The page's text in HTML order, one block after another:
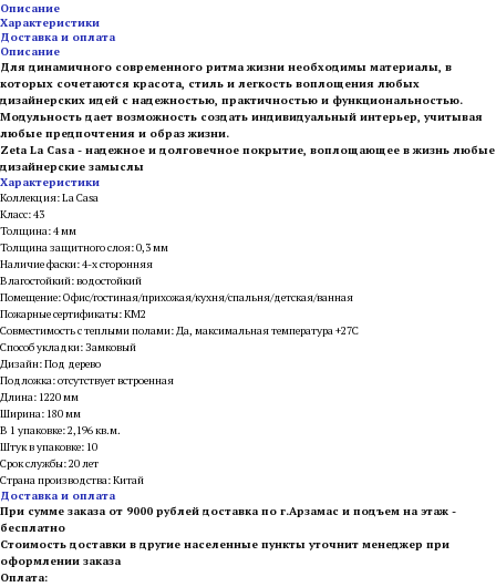
Описание
Характеристики
Доставка и оплата
Описание
Для динамичного современного ритма жизни необходимы материалы, в
которых сочетаются красота, стиль и легкость воплощения любых
дизайнерских идей с надежностью, практичностью и функциональностью.
Модульность дает возможность создать индивидуальный интерьер, учитывая
любые предпочтения и образ жизни.
Zeta La Casa - надежное и долговечное покрытие, воплощающее в жизнь любые
дизайнерские замыслы
Характеристики
Коллекция: La Casa
Класс: 43
Толщина: 4 мм
Толщина защитного слоя: 0,3 мм
Наличие фаски: 4-х сторонняя
Влагостойкий: водостойкий
Помещение: Офис/гостиная/прихожая/кухня/спальня/детская/ванная
Пожарные сертификаты: КМ2
Совместимость с теплыми полами: Да, максимальная температура +27С
Способ укладки: Замковый
Дизайн: Под дерево
Подложка: отсутствует встроенная
Длина: 1220 мм
Ширина: 180 мм
В 1 упаковке: 2,196 кв.м.
Штук в упаковке: 10
Срок службы: 20 лет
Страна производства: Китай
Доставка и оплата
При сумме заказа от 9000 рублей доставка по г.Арзамас и подъем на этаж -
бесплатно
Стоимость доставки в другие населенные пункты уточнит менеджер при
оформлении заказа
Оплата: